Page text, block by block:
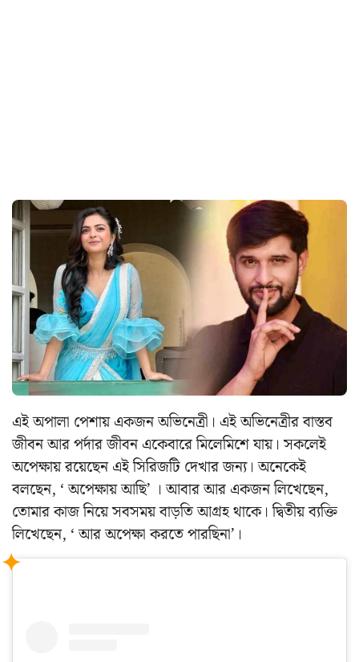
এই অপালা পেশায় একজন অভিনেত্রী। এই অভিনেত্রীর বাস্তব
জীবন আর পর্দার জীবন একেবারে মিলেমিশে যায়। সকলেই
অপেক্ষায় রয়েছেন এই সিরিজটি দেখার জন্য। অনেকেই
বলছেন, ‘ অপেক্ষায় আছি’ । আবার আর একজন লিখেছেন,
তোমার কাজ নিয়ে সবসময় বাড়তি আগ্রহ থাকে। দ্বিতীয় ব্যক্তি
লিখেছেন, ‘ আর অপেক্ষা করতে পারছিনা’।